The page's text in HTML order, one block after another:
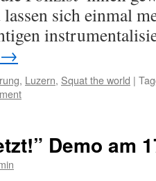
sich einmal
→
, Luzern, Squat the world |
Demo am